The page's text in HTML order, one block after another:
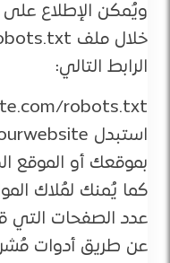
ويُمكن الإطلاع
الرابط التالي:
بموقعك أو الموقع
كما يُمنك لمُلاك
عدد الصفحات التي
عن طريق أدوات